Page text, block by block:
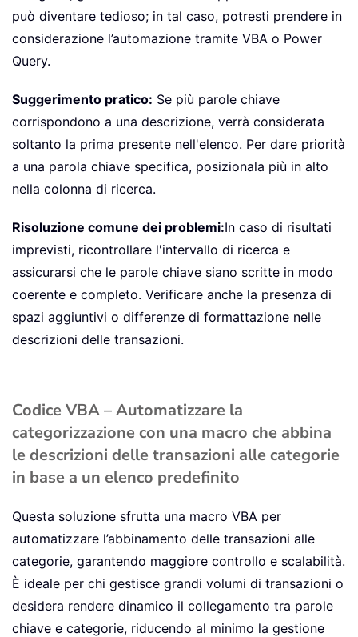
può diventare tedioso; in tal caso, potresti prendere in
considerazione l’automazione tramite VBA o Power
Query.
Suggerimento pratico: Se più parole chiave
corrispondono a una descrizione, verrà considerata
soltanto la prima presente nell'elenco. Per dare priorità
a una parola chiave specifica, posizionala più in alto
nella colonna di ricerca.
Risoluzione comune dei problemi:In caso di risultati
imprevisti, ricontrollare l'intervallo di ricerca e
assicurarsi che le parole chiave siano scritte in modo
coerente e completo. Verificare anche la presenza di
spazi aggiuntivi o differenze di formattazione nelle
descrizioni delle transazioni.
Codice VBA – Automatizzare la
categorizzazione con una macro che abbina
le descrizioni delle transazioni alle categorie
in base a un elenco predefinito
Questa soluzione sfrutta una macro VBA per
automatizzare l’abbinamento delle transazioni alle
categorie, garantendo maggiore controllo e scalabilità.
È ideale per chi gestisce grandi volumi di transazioni o
desidera rendere dinamico il collegamento tra parole
chiave e categorie, riducendo al minimo la gestione